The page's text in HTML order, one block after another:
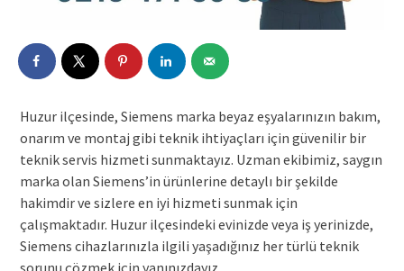
Huzur ilçesinde, Siemens marka beyaz eşyalarınızın bakım,
onarım ve montaj gibi teknik ihtiyaçları için güvenilir bir
teknik servis hizmeti sunmaktayız. Uzman ekibimiz, saygın
marka olan Siemens’in ürünlerine detaylı bir şekilde
hakimdir ve sizlere en iyi hizmeti sunmak için
çalışmaktadır. Huzur ilçesindeki evinizde veya iş yerinizde,
Siemens cihazlarınızla ilgili yaşadığınız her türlü teknik